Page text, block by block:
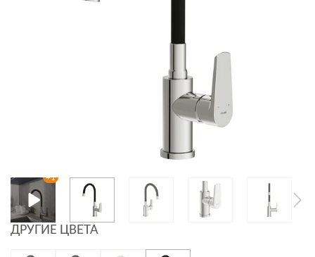
+1
ДРУГИЕ ЦВЕТА